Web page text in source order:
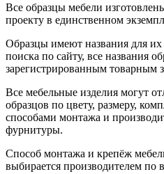
Все образцы мебели
проекту в единственном
Образцы имеют названия для их
поиска по сайту, все названия
зарегистрированным товарным
Все мебельные изделия могут
образцов по цвету, размеру,
способами монтажа и
фурнитуры.
Способ монтажа и крепёж
выбирается производителем по